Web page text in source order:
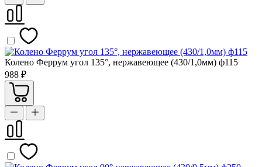
Колено Феррум угол 135°, нержавеющее (430/1,0мм) ф115
988 ₽